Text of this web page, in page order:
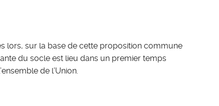
lors, sur la base de cette proposition commune
du socle est lieu dans un premier temps
de l’Union.